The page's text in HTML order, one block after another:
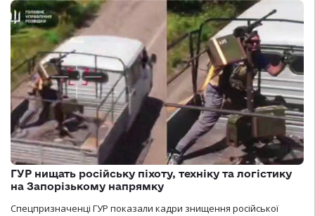
ГУР нищать російську піхоту, техніку та логістику
на Запорізькому напрямку
Спецпризначенці ГУР показали кадри знищення російської